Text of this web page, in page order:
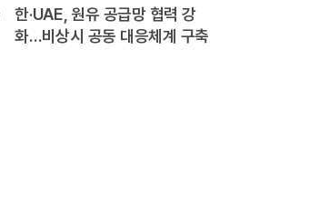
한·UAE, 원유 공급망 협력 강
화…비상시 공동 대응체계 구축